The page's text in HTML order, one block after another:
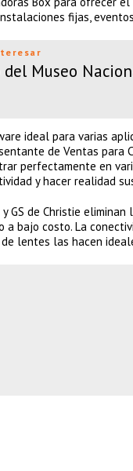
fijas,
Museo
ideal para varias
de Ventas para
perfectamente en
y hacer realidad
GS de Christie
bajo costo. La
lentes las hacen